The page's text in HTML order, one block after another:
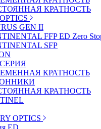
КРАТНОСТЬ
GEN II
FFP ED Zero
SFP
СЕРИЯ
КРАТНОСТЬ
КРАТНОСТЬ
OPTICS
ED